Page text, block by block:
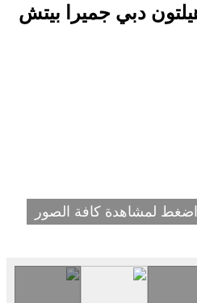
دبي جميرا بيتش
اضغط لمشاهدة كافة الصور